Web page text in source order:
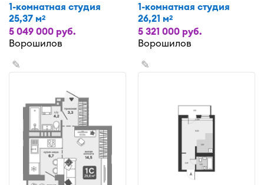
1-комнатная студия
25,37 м2
5 049 000 руб.
Ворошилов
1-комнатная студия
26,21 м2
5 321 000 руб.
Ворошилов
✎ ✎